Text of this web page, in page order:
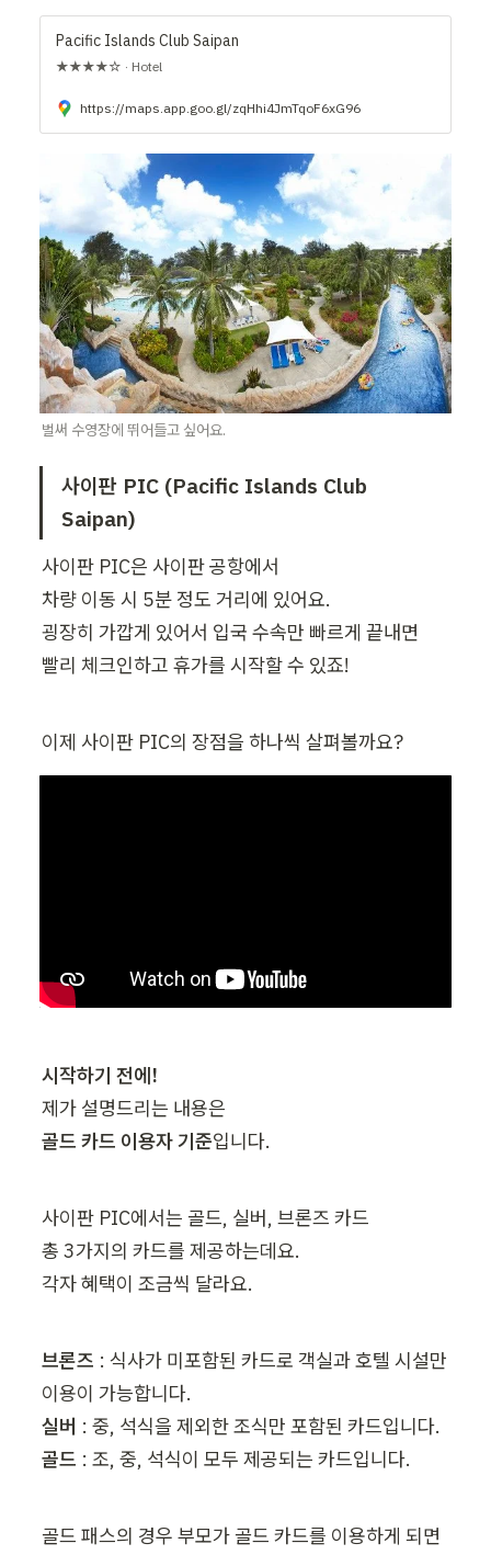
Pacific Islands Club Saipan
★★★★☆ · Hotel
https://maps.app.goo.gl/zqHhi4JmTqoF6xG96
벌써 수영장에 뛰어들고 싶어요.
사이판 PIC (Pacific Islands Club
Saipan)
사이판 PIC은 사이판 공항에서
차량 이동 시 5분 정도 거리에 있어요.
굉장히 가깝게 있어서 입국 수속만 빠르게 끝내면
빨리 체크인하고 휴가를 시작할 수 있죠!
이제 사이판 PIC의 장점을 하나씩 살펴볼까요?
골드 카드 이용자 기준입니다.
사이판 PIC에서는 골드, 실버, 브론즈 카드
총 3가지의 카드를 제공하는데요.
각자 혜택이 조금씩 달라요.
브론즈 : 식사가 미포함된 카드로 객실과 호텔 시설만
실버
골드 : 조, 중, 석식이 모두 제공되는 카드입니다.
골드 패스의 경우 부모가 골드 카드를 이용하게 되면